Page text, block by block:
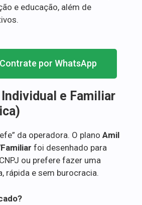
e educação, além de
por WhatsApp
e Familiar
da operadora. O plano Amil
foi desenhado para
ou prefere fazer uma
rápida e sem burocracia.